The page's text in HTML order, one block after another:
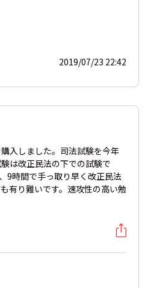
2019/07/23 22:42
入しました。司法試験を今年
は改正民法の下での試験で
9時間で手っ取り早く改正民法
有り難いです。速攻性の高い勉